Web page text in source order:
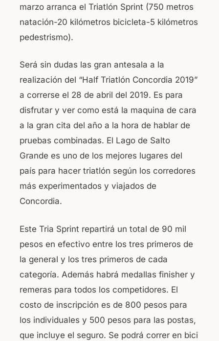
k
marzo arranca el Triatlón Sprint (750 metros
natación-20 kilómetros bicicleta-5 kilómetros
pedestrismo).
Será sin dudas las gran antesala a la
realización del “Half Triatlón Concordia 2019”
a correrse el 28 de abril del 2019. Es para
disfrutar y ver como está la maquina de cara
a la gran cita del año a la hora de hablar de
pruebas combinadas. El Lago de Salto
Grande es uno de los mejores lugares del
país para hacer triatlón según los corredores
más experimentados y viajados de
Concordia.
Este Tria Sprint repartirá un total de 90 mil
pesos en efectivo entre los tres primeros de
la general y los tres primeros de cada
categoría. Además habrá medallas finisher y
remeras para todos los competidores. El
costo de inscripción es de 800 pesos para
los individuales y 500 pesos para las postas,
que incluye el seguro. Se podrá correr en bici